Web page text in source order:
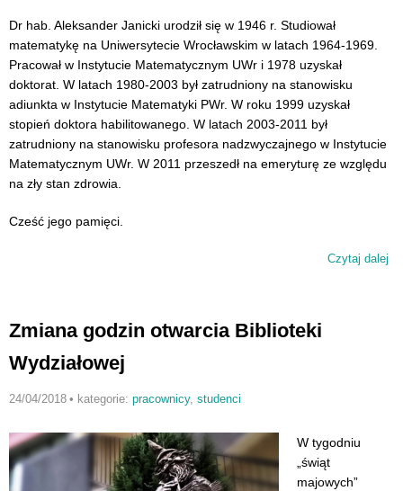
Dr hab. Aleksander Janicki urodził się w 1946 r. Studiował
matematykę na Uniwersytecie Wrocławskim w latach 1964-1969.
Pracował w Instytucie Matematycznym UWr i 1978 uzyskał
doktorat. W latach 1980-2003 był zatrudniony na stanowisku
adiunkta w Instytucie Matematyki PWr. W roku 1999 uzyskał
stopień doktora habilitowanego. W latach 2003-2011 był
zatrudniony na stanowisku profesora nadzwyczajnego w Instytucie
Matematycznym UWr. W 2011 przeszedł na emeryturę ze względu
na zły stan zdrowia.
Cześć jego pamięci.
Czytaj dalej
Zmiana godzin otwarcia Biblioteki
Wydziałowej
24/04/2018 • kategorie: pracownicy, studenci
W tygodniu
„świąt
majowych”